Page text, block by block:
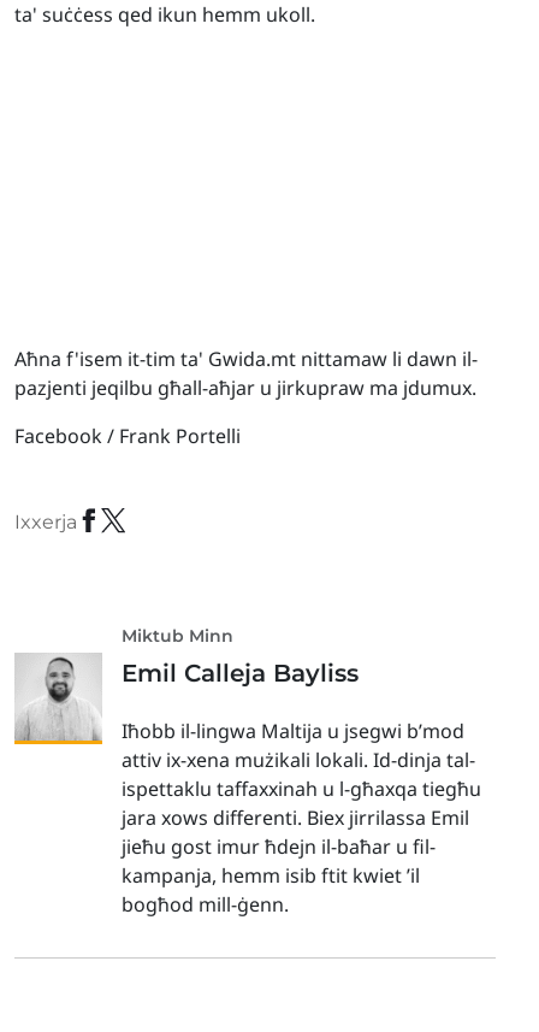
ta' suċċess qed ikun hemm ukoll.
Aħna f'isem it-tim ta' Gwida.mt nittamaw li dawn il-
pazjenti jeqilbu għall-aħjar u jirkupraw ma jdumux.
Facebook / Frank Portelli
Ixxerja
Miktub Minn
Emil Calleja Bayliss
Iħobb il-lingwa Maltija u jsegwi b’mod
attiv ix-xena mużikali lokali. Id-dinja tal-
ispettaklu taffaxxinah u l-għaxqa tiegħu
jara xows differenti. Biex jirrilassa Emil
jieħu gost imur ħdejn il-baħar u fil-
kampanja, hemm isib ftit kwiet ’il
bogħod mill-ġenn.